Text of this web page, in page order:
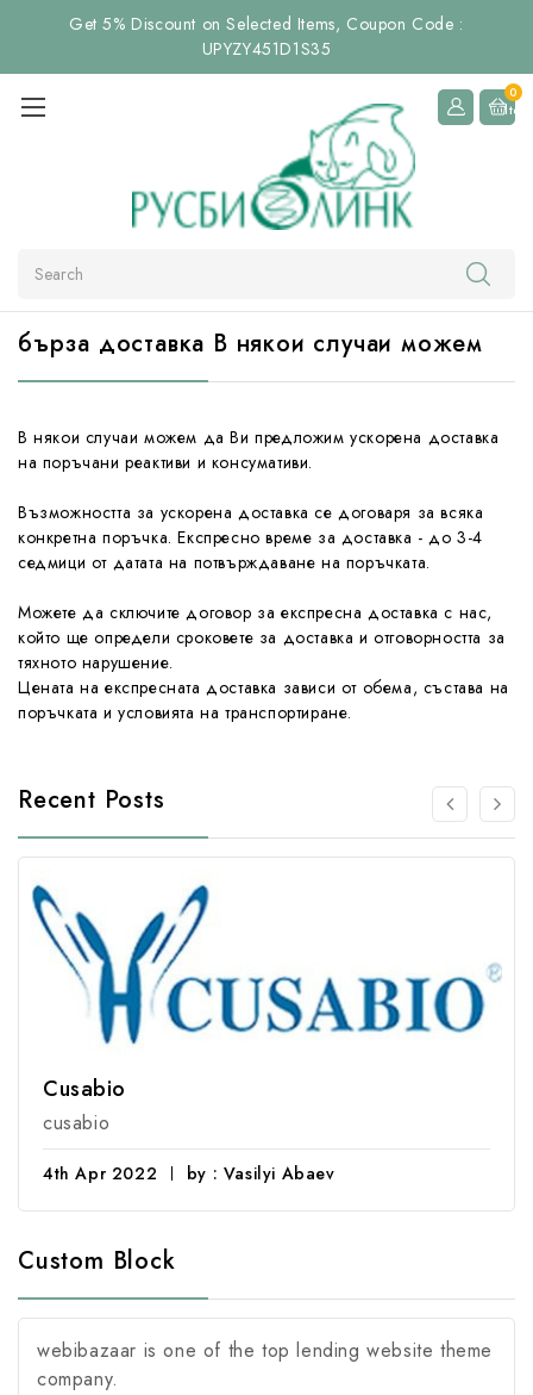
Get 5% Discount on Selected Items, Coupon Code :
UPYZY451D1S35
0
Item
бърза доставка В някои случаи можем
В някои случаи можем да Ви предложим ускорена доставка
на поръчани реактиви и консумативи.
Възможността за ускорена доставка се договаря за всяка
конкретна поръчка. Експресно време за доставка - до 3-4
седмици от датата на потвърждаване на поръчката.
Можете да сключите договор за експресна доставка с нас,
който ще определи сроковете за доставка и отговорността за
тяхното нарушение.
Цената на експресната доставка зависи от обема, състава на
поръчката и условията на транспортиране.
Recent Posts
Cusabio
cusabio
4th Apr 2022 by : Vasilyi Abaev
Custom Block
webibazaar is one of the top lending website theme
company.